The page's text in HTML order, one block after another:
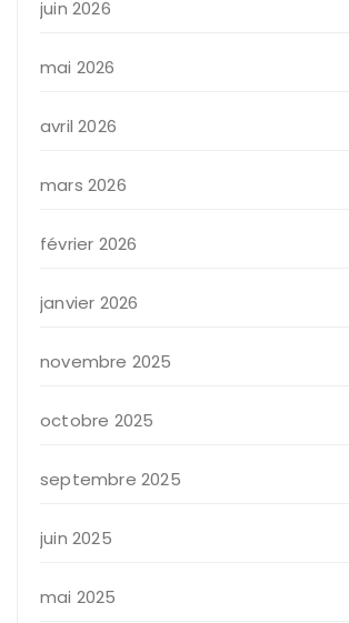
juin 2026
mai 2026
avril 2026
mars 2026
février 2026
janvier 2026
novembre 2025
octobre 2025
septembre 2025
juin 2025
mai 2025